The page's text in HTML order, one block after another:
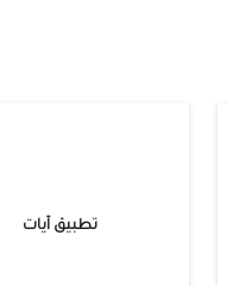
تطبيق آيات